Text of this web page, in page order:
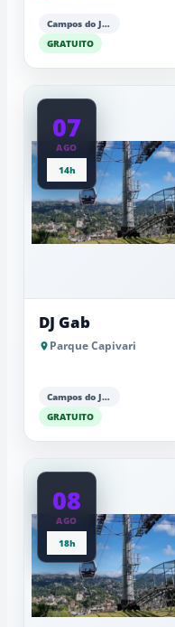
Campos do Jordão
GRATUITO
07
AGO
14h
DJ Gab
Parque Capivari
Campos do Jordão
GRATUITO
08
AGO
18h